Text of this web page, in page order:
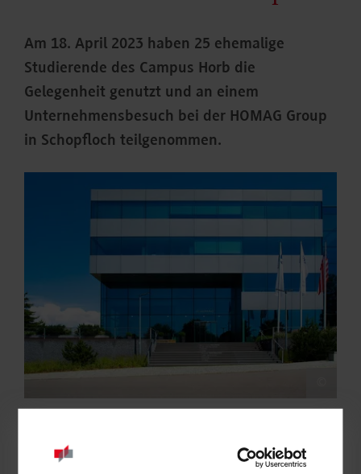
Am 18. April 2023 haben 25 ehemalige
Studierende des Campus Horb die
Gelegenheit genutzt und an einem
Unternehmensbesuch bei der HOMAG Group
in Schopfloch teilgenommen.
Anwesenden im Besuchs- und Konferenzraum und gab einen
Einblick in die Historie der HOMAG Unternehmensgruppe, die